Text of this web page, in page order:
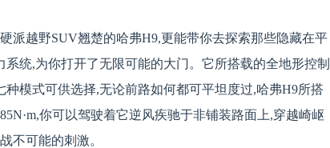
派越野SUV翘楚的哈弗H9,更能带你去探索那些隐藏在平
统,为你打开了无限可能的大门。它所搭载的全地形控制
模式可供选择,无论前路如何都可平坦度过,哈弗H9所搭
你可以驾驶着它逆风疾驰于非铺装路面上,穿越崎岖
不可能的刺激。